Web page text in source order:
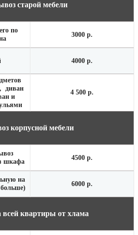
старой мебели
по
3000 р.
4000 р.
диван
и
4 500 р.
корпусной мебели
шкафа
4500 р.
на
6000 р.
всей квартиры от хлама